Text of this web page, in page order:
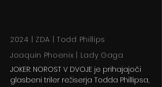
2024 | ZDA | Todd Phillips
Joaquin Phoenix | Lady Gaga
JOKER: NOROST V DVOJE je prihajajoči
glasbeni triler režiserja Todda Phillipsa,